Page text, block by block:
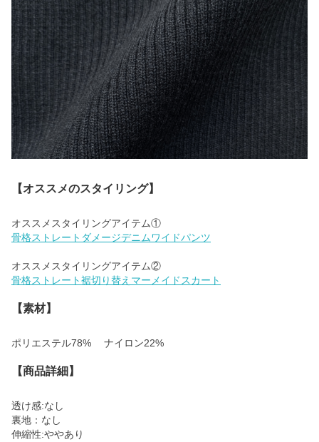
【オススメのスタイリング】
骨格ストレートダメージデニムワイドパンツ
骨格ストレート裾切り替えマーメイドスカート
【素材】
ポリエステル78% ナイロン22%
【商品詳細】
透け感:なし
裏地：なし
伸縮性:ややあり